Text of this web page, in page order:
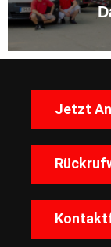
Jetzt